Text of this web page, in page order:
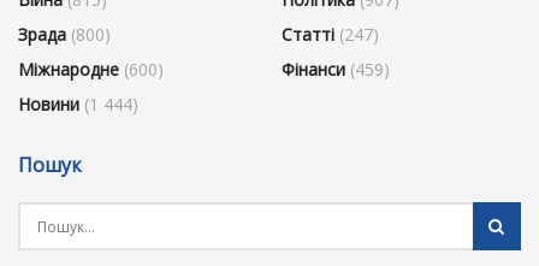
Зрада (800)
Міжнародне (600)
Новини (1 444)
Статті (247)
Фінанси (459)
Пошук